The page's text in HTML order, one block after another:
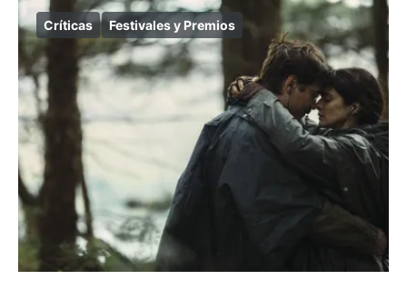
Críticas Festivales y Premios